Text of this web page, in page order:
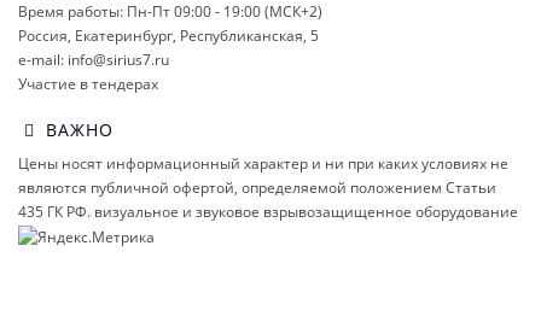
Время работы: Пн-Пт 09:00 - 19:00 (МСК+2)
Россия, Екатеринбург, Республиканская, 5
e-mail: info@sirius7.ru
Участие в тендерах
ВАЖНО
Цены носят информационный характер и ни при каких условиях не
являются публичной офертой, определяемой положением Статьи
435 ГК РФ. визуальное и звуковое взрывозащищенное оборудование